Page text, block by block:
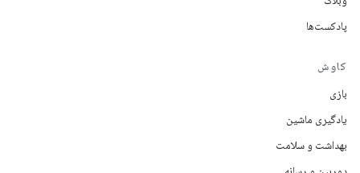
پادکست‌ها
کاوش
بازی
یادگیری ماشین
بهداشت و سلامت